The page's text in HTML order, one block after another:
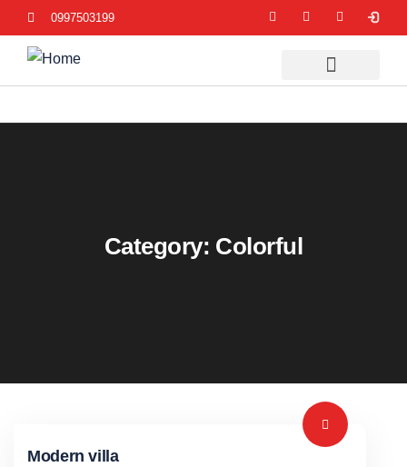
0997503199
Category: Colorful
Modern villa